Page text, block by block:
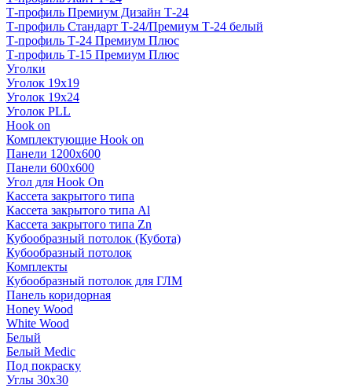
Т-профиль Премиум Дизайн Т-24
Т-профиль Стандарт Т-24/Премиум Т-24 белый
Т-профиль Т-24 Премиум Плюс
Т-профиль Т-15 Премиум Плюс
Уголки
Уголок 19х19
Уголок 19х24
Уголок PLL
Hook on
Комплектующие Hook on
Панели 1200х600
Панели 600х600
Угол для Hook On
Кассета закрытого типа
Кассета закрытого типа Al
Кассета закрытого типа Zn
Кубообразный потолок (Кубота)
Кубообразный потолок
Комплекты
Кубообразный потолок для ГЛМ
Панель коридорная
Honey Wood
White Wood
Белый
Белый Medic
Под покраску
Углы 30х30